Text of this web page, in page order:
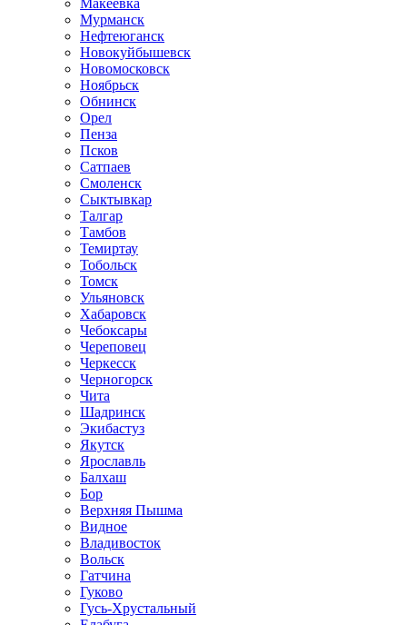
Макеевка
Мурманск
Нефтеюганск
Новокуйбышевск
Новомосковск
Ноябрьск
Обнинск
Орел
Пенза
Псков
Сатпаев
Смоленск
Сыктывкар
Талгар
Тамбов
Темиртау
Тобольск
Томск
Ульяновск
Хабаровск
Чебоксары
Череповец
Черкесск
Черногорск
Чита
Шадринск
Экибастуз
Якутск
Ярославль
Балхаш
Бор
Верхняя Пышма
Видное
Владивосток
Вольск
Гатчина
Гуково
Гусь-Хрустальный